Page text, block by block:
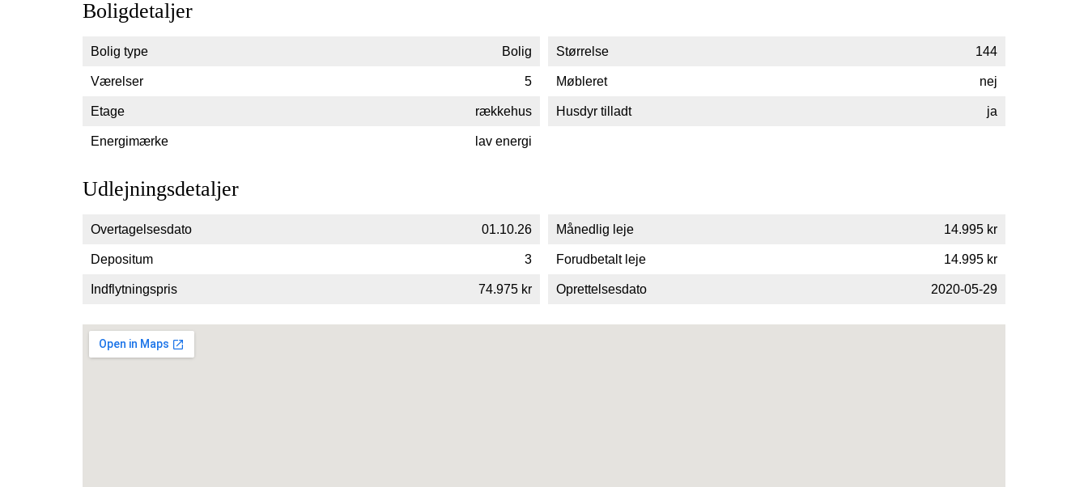
Boligdetaljer
Bolig type Bolig Størrelse 144
Værelser 5 Møbleret nej
Etage rækkehus Husdyr tilladt ja
Energimærke lav energi
Udlejningsdetaljer
Overtagelsesdato 01.10.26 Månedlig leje 14.995 kr
Depositum 3 Forudbetalt leje 14.995 kr
Indflytningspris 74.975 kr Oprettelsesdato 2020-05-29